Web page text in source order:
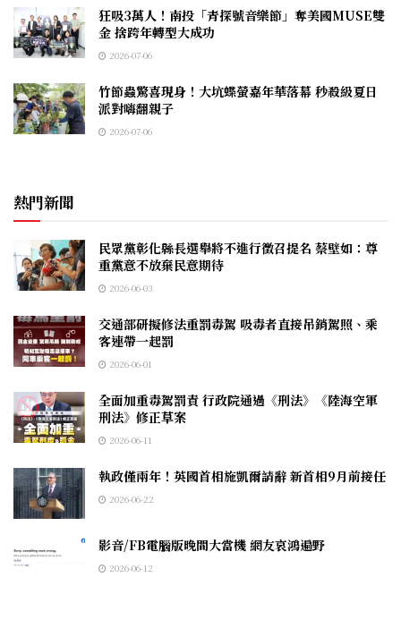
狂吸3萬人！南投「青探號音樂節」奪美國MUSE雙
金 捨跨年轉型大成功
2026-07-06
竹節蟲驚喜現身！大坑蝶螢嘉年華落幕 秒殺級夏日
派對嗨翻親子
2026-07-06
熱門新聞
民眾黨彰化縣長選舉將不進行徵召提名 蔡壁如：尊
重黨意不放棄民意期待
2026-06-03
交通部研擬修法重罰毒駕 吸毒者直接吊銷駕照、乘
客連帶一起罰
2026-06-01
全面加重毒駕罰責 行政院通過《刑法》《陸海空軍
刑法》修正草案
2026-06-11
執政僅兩年！英國首相施凱爾請辭 新首相9月前接任
2026-06-22
影音/FB電腦版晚間大當機 網友哀鴻遍野
2026-06-12